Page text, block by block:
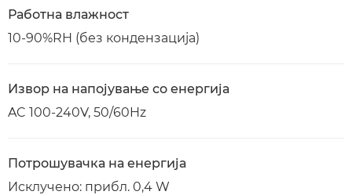
Работна влажност
10-90%RH (без кондензација)
Извор на напојување со енергија
AC 100-240V, 50/60Hz
Потрошувачка на енергија
Исклучено: прибл. 0,4 W